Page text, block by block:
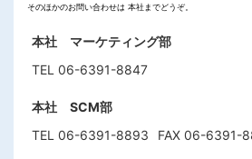
そのほかのお問い合わせは 本社までどうぞ。
本社 マーケティング部
TEL 06-6391-8847
本社 SCM部
TEL 06-6391-8893
FAX 06-6391-